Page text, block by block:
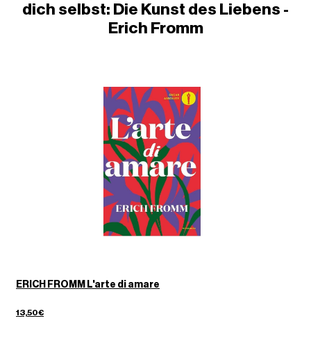
dich selbst: Die Kunst des Liebens -
Erich Fromm
ERICH FROMM L'arte di amare
13,50€